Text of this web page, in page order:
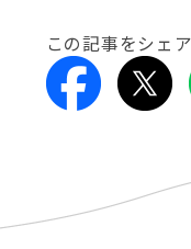
この記事をシェ